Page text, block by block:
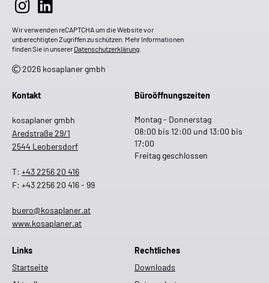
Wir verwenden reCAPTCHA um die Website vor
unberechtigten Zugriffen zu schützen. Mehr Informationen
finden Sie in unserer Datenschutzerklärung
2026 kosaplaner gmbh
Kontakt
kosaplaner gmbh
Aredstraße 29/1
2544 Leobersdorf
T: +43 2256 20 416
F: +43 2256 20 416 - 99
buero@kosaplaner.at
www.kosaplaner.at
Büroöffnungszeiten
Montag - Donnerstag
08:00 bis 12:00 und 13:00 bis
17:00
Freitag geschlossen
Links
Startseite
Rechtliches
Downloads